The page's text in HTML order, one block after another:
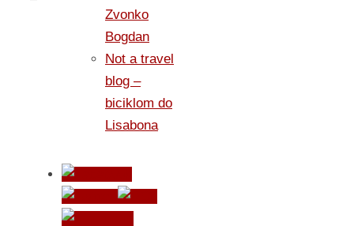
Zvonko
Bogdan
Not a travel
blog –
biciklom do
Lisabona